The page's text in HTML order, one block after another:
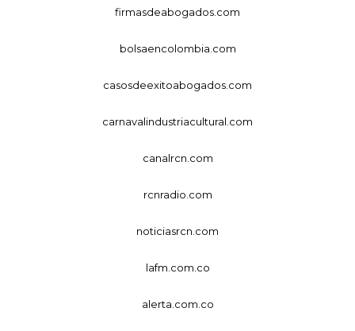
firmasdeabogados.com
bolsaencolombia.com
casosdeexitoabogados.com
carnavalindustriacultural.com
canalrcn.com
rcnradio.com
noticiasrcn.com
lafm.com.co
alerta.com.co